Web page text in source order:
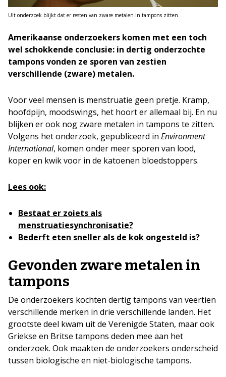
Uit onderzoek blijkt dat er resten van zware metalen in tampons zitten.
Amerikaanse onderzoekers komen met een toch
wel schokkende conclusie: in dertig onderzochte
tampons vonden ze sporen van zestien
verschillende (zware) metalen.
Voor veel mensen is menstruatie geen pretje. Kramp,
hoofdpijn, moodswings, het hoort er allemaal bij. En nu
blijken er ook nog zware metalen in tampons te zitten.
Volgens het onderzoek, gepubliceerd in Environment
International, komen onder meer sporen van lood,
koper en kwik voor in de katoenen bloedstoppers.
Lees ook:
Bestaat er zoiets als
menstruatiesynchronisatie?
Bederft eten sneller als de kok ongesteld is?
Gevonden zware metalen in
tampons
De onderzoekers kochten dertig tampons van veertien
verschillende merken in drie verschillende landen. Het
grootste deel kwam uit de Verenigde Staten, maar ook
Griekse en Britse tampons deden mee aan het
onderzoek. Ook maakten de onderzoekers onderscheid
tussen biologische en niet-biologische tampons.